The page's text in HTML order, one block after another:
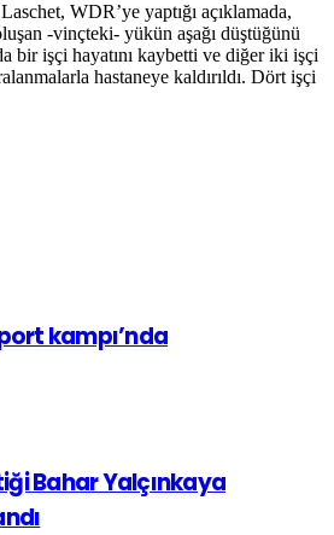
WDR’ye yaptığı açıklamada,
-vinçteki- yükün aşağı düştüğünü
bir işçi hayatını kaybetti ve diğer iki işçi
hastaneye kaldırıldı. Dört işçi
kampı’nda
Bahar Yalçınkaya